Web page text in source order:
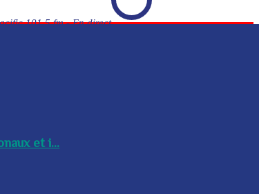
101.5 fm - En direct
et i...